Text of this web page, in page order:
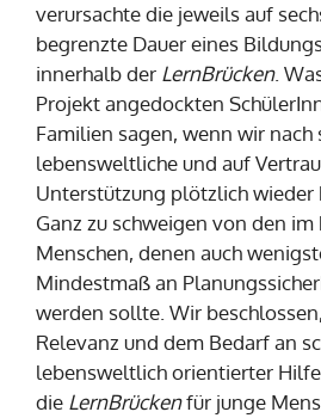
verursachte die jeweils auf
begrenzte Dauer eines
innerhalb der LernBrücken.
Projekt angedockten
Familien sagen, wenn wir nach
lebensweltliche und auf
Unterstützung plötzlich wieder
Ganz zu schweigen von den
Menschen, denen auch
Mindestmaß an
werden sollte. Wir
Relevanz und dem Bedarf an
lebensweltlich orientierter
die LernBrückenfür junge